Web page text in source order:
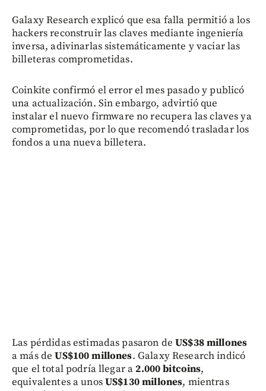
Galaxy Research explicó que esa falla permitió a los
hackers reconstruir las claves mediante ingeniería
inversa, adivinarlas sistemáticamente y vaciar las
billeteras comprometidas.
Coinkite confirmó el error el mes pasado y publicó
una actualización. Sin embargo, advirtió que
instalar el nuevo firmware no recupera las claves ya
comprometidas, por lo que recomendó trasladar los
fondos a una nueva billetera.
Las pérdidas estimadas pasaron deUS$38 millones
a más deUS$100 millones. Galaxy Research indicó
que el total podría llegar a2.000 bitcoins,
equivalentes a unosUS$130 millones, mientras